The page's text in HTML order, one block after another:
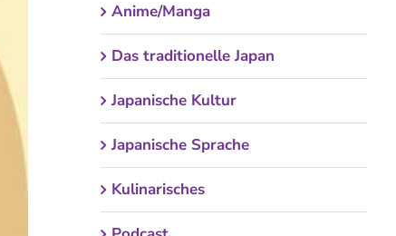
Anime/Manga
Das traditionelle Japan
Japanische Kultur
Japanische Sprache
Kulinarisches